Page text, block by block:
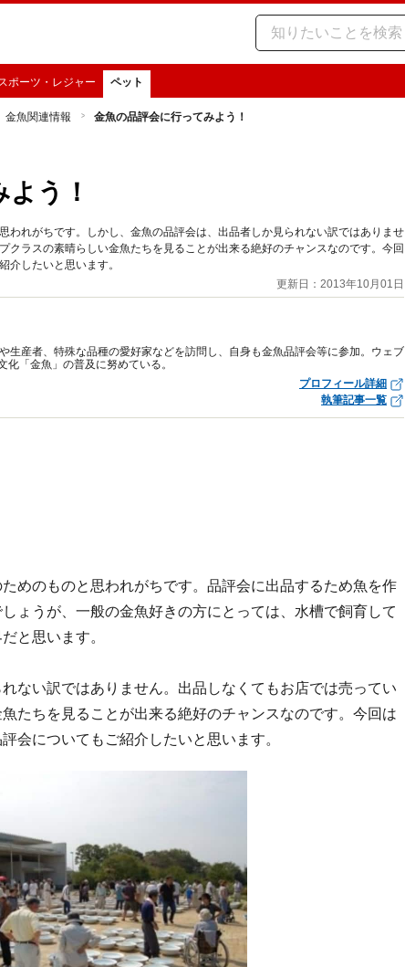
ポーツ・レジャー ペット
金魚関連情報 金魚の品評会に行ってみよう！
う！
われがちです。しかし、金魚の品評会は、出品者しか見られない訳ではありませ
クラスの素晴らしい金魚たちを見ることが出来る絶好のチャンスなのです。今回
介したいと思います。
更新日：2013年10月01日
生産者、特殊な品種の愛好家などを訪問し、自身も金魚品評会等に参加。ウェブ
「金魚」の普及に努めている。
プロフィール詳細
執筆記事一覧
めのものと思われがちです。品評会に出品するため魚を作
ょうが、一般の金魚好きの方にとっては、水槽で飼育して
と思います。
ない訳ではありません。出品しなくてもお店では売ってい
たちを見ることが出来る絶好のチャンスなのです。今回は
会についてもご紹介したいと思います。